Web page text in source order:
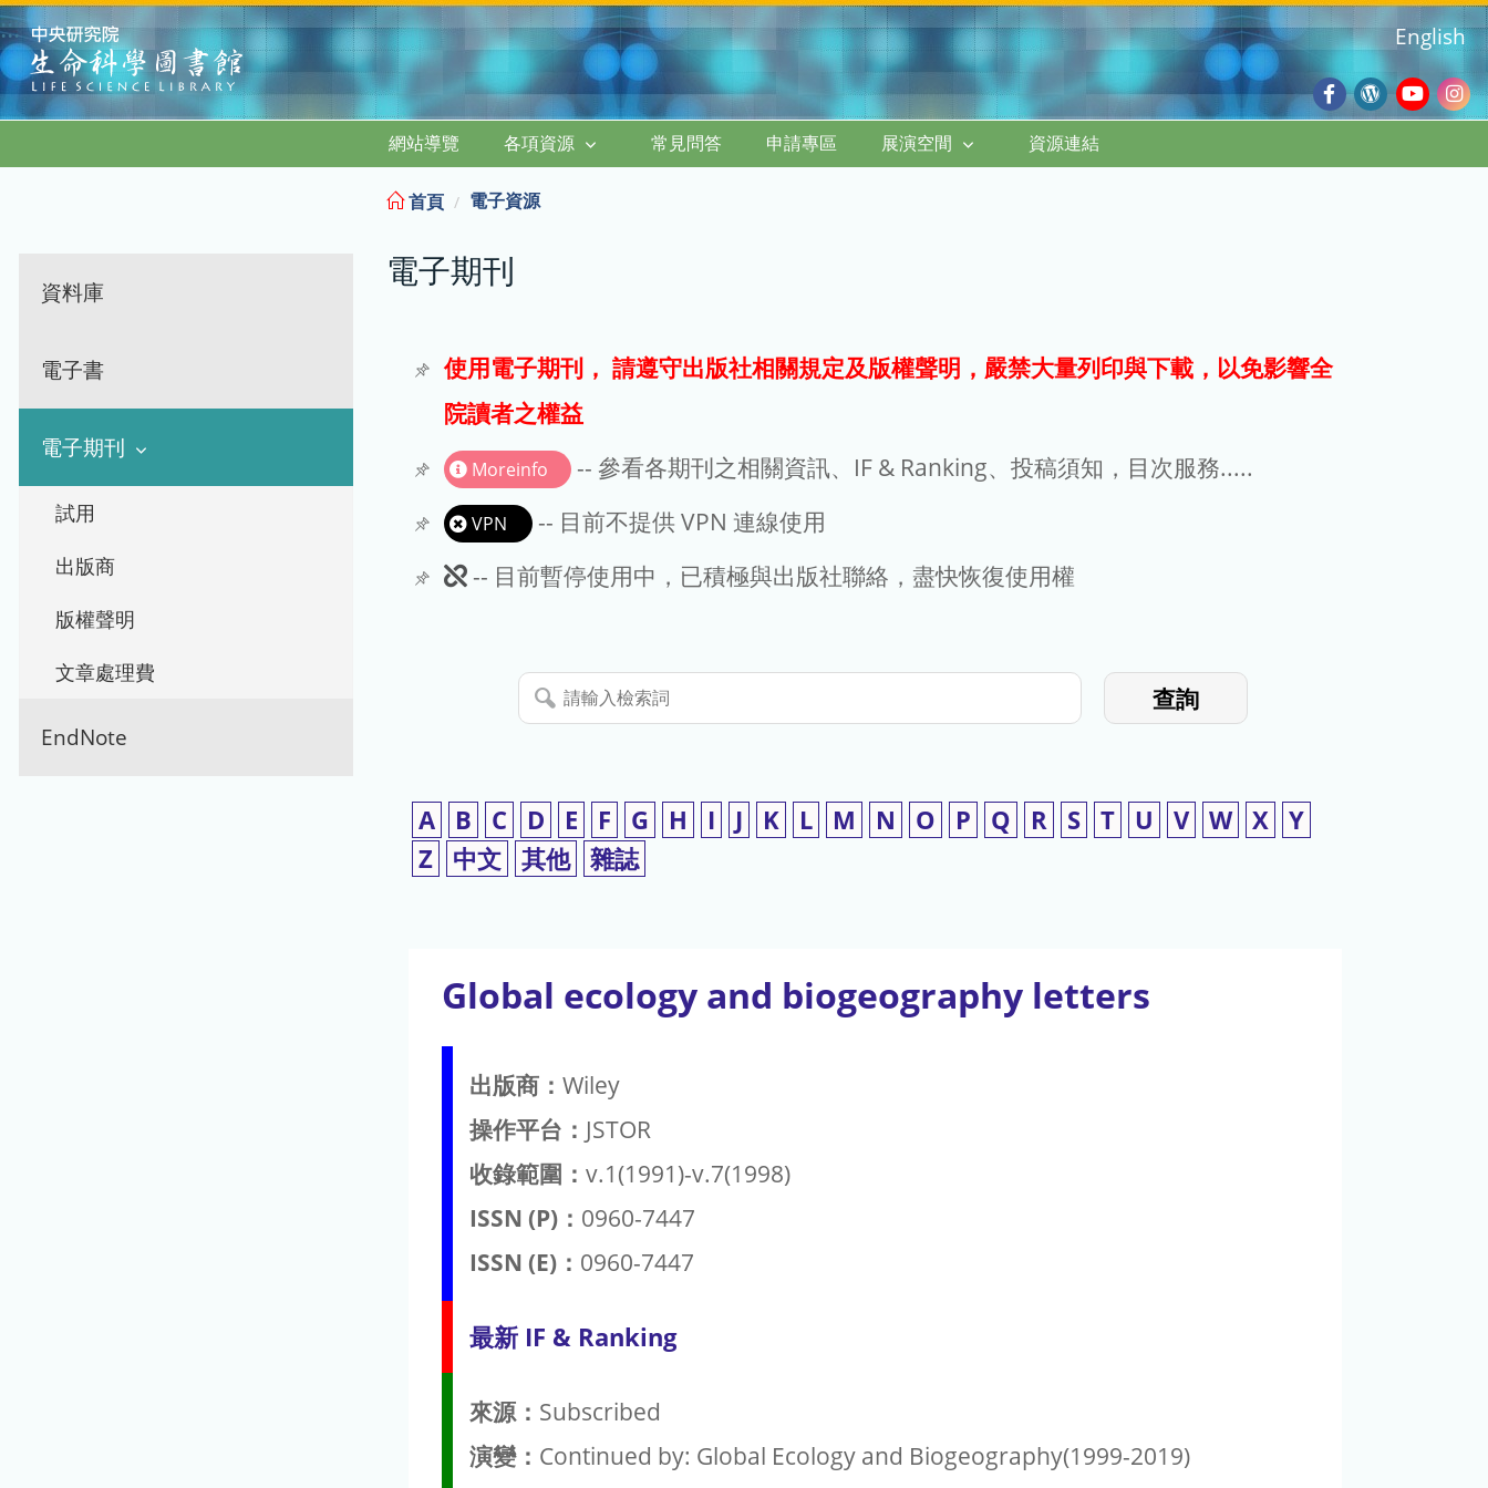
:::
Facebook
Wordpress
Blog
English
網站導覽 各項資源 常見問答 申請專區 展演空間 資源連結
資料庫
電子書
電子期刊
試用
出版商
版權聲明
文章處理費
EndNote
首頁 電子資源
電子期刊
使用電子期刊， 請遵守出版社相關規定及版權聲明，嚴禁大量列印與下載，以免影響全
院讀者之權益
Moreinfo -- 參看各期刊之相關資訊、IF & Ranking、投稿須知，目次服務.....
VPN
-- 目前不提供 VPN 連線使用
此
使
用
-- 目前暫停使用中，已積極與出版社聯絡，盡快恢復使用權
請
輸
索
詞
查詢
A B C D E F G H I J K L M N O P Q R S T U V W X Y
Z
中文 其他 雜誌
Global ecology and biogeography letters
出版商： Wiley
操作平台： JSTOR
收錄範圍： v.1(1991)-v.7(1998)
ISSN (P)： 0960-7447
ISSN (E)： 0960-7447
最新 IF & Ranking
來源： Subscribed
演變： Continued by: Global Ecology and Biogeography(1999-2019)